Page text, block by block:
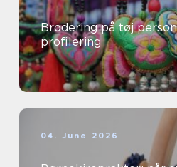
Brodering på tøj personlig stil og stærk
profilering
04. June 2026